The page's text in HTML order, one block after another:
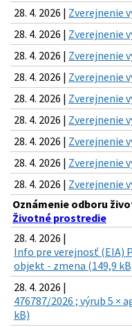
28. 4. 2026 | Zverejnenie
28. 4. 2026 | Zverejnenie
28. 4. 2026 | Zverejnenie
28. 4. 2026 | Zverejnenie
28. 4. 2026 | Zverejnenie
28. 4. 2026 | Zverejnenie
28. 4. 2026 | Zverejnenie
28. 4. 2026 | Zverejnenie
28. 4. 2026 | Zverejnenie
Oznámenie odboru
Životné prostredie
28. 4. 2026 |
Info pre verejnosť (EIA)
objekt - zmena (149,9
28. 4. 2026 |
476787/2026 ; výrub 5 ×
kB)